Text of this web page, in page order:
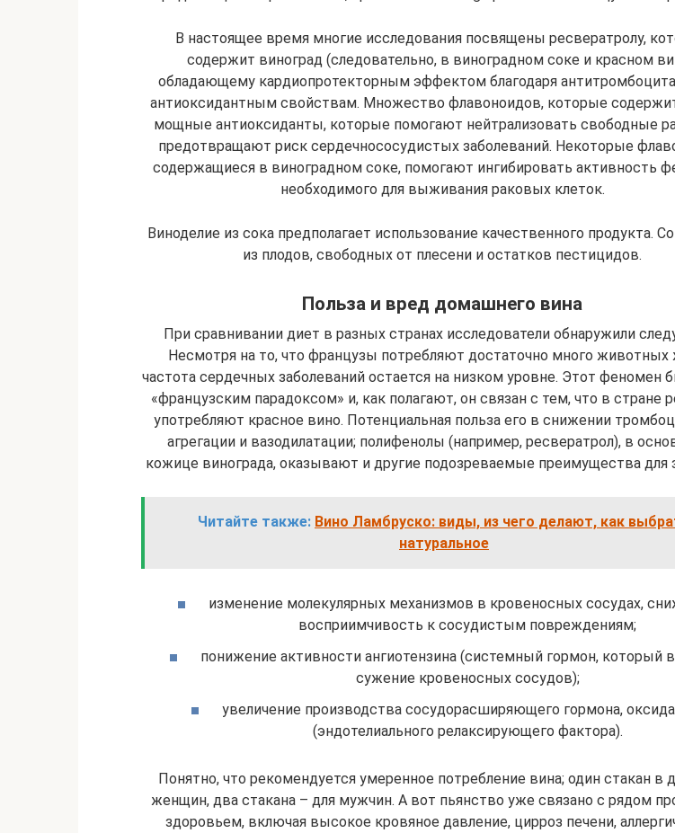
В настоящее время многие исследования посвящены ресвератролу,
содержит виноград (следовательно, в виноградном соке и красном
обладающему кардиопротекторным эффектом благодаря
антиоксидантным свойствам. Множество флавоноидов, которые
мощные антиоксиданты, которые помогают нейтрализовать свободные
предотвращают риск сердечнососудистых заболеваний. Некоторые
содержащиеся в виноградном соке, помогают ингибировать активность
необходимого для выживания раковых клеток.
Виноделие из сока предполагает использование качественного продукта.
из плодов, свободных от плесени и остатков пестицидов.
Польза и вред домашнего вина
При сравнивании диет в разных странах исследователи обнаружили
Несмотря на то, что французы потребляют достаточно много животных
частота сердечных заболеваний остается на низком уровне. Этот феномен
«французским парадоксом» и, как полагают, он связан с тем, что в стране
употребляют красное вино. Потенциальная польза его в снижении
агрегации и вазодилатации; полифенолы (например, ресвератрол), в
кожице винограда, оказывают и другие подозреваемые преимущества для
Читайте также: Вино Ламбруско: виды, из чего делают, как
натуральное
изменение молекулярных механизмов в кровеносных сосудах,
восприимчивость к сосудистым повреждениям;
понижение активности ангиотензина (системный гормон, который
сужение кровеносных сосудов);
увеличение производства сосудорасширяющего гормона,
(эндотелиального релаксирующего фактора).
Понятно, что рекомендуется умеренное потребление вина; один стакан в
женщин, два стакана – для мужчин. А вот пьянство уже связано с рядом
здоровьем, включая высокое кровяное давление, цирроз печени,